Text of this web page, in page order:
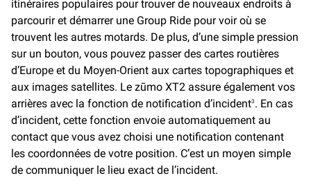
itinéraires populaires pour trouver de nouveaux endroits à
parcourir et démarrer une Group Ride pour voir où se
trouvent les autres motards. De plus, d’une simple pression
sur un bouton, vous pouvez passer des cartes routières
d’Europe et du Moyen-Orient aux cartes topographiques et
aux images satellites. Le zūmo XT2 assure également vos
arrières avec la fonction de notification d’incident3 . En cas
d’incident, cette fonction envoie automatiquement au
contact que vous avez choisi une notification contenant
les coordonnées de votre position. C’est un moyen simple
de communiquer le lieu exact de l’incident.